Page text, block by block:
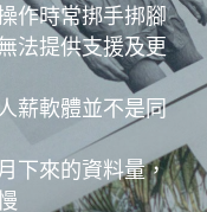
作時常挷手挷腳
法提供支援及更
薪軟體並不是同
下來的資料量，